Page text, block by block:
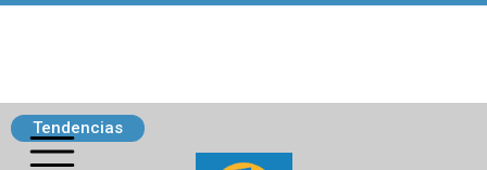
Tendencias